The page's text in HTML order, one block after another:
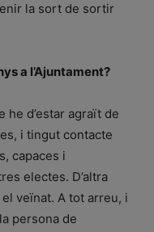
la sort de sortir
a l’Ajuntament?
he d’estar agraït de
i tingut contacte
capaces i
electes. D’altra
veïnat. A tot arreu, i
persona de